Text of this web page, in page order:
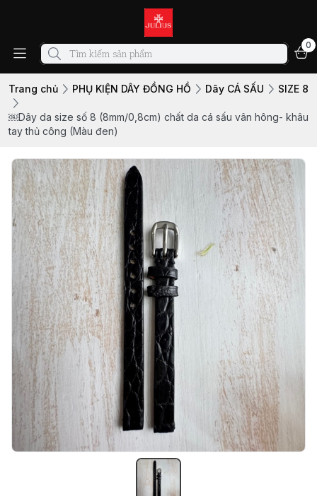
0
Trang chủ PHỤ KIỆN DÂY ĐỒNG HỒ Dây CÁ SẤU SIZE 8
￼Dây da size số 8 (8mm/0,8cm) chất da cá sấu vân hông- khâu
tay thủ công (Màu đen)